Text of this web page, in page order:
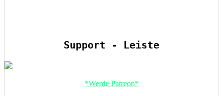
Support - Leiste
*Werde Patreon*